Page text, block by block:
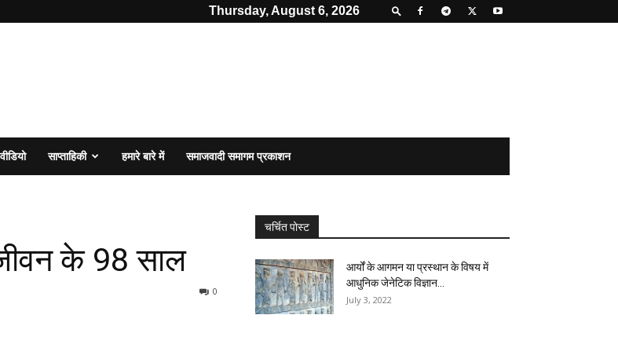
Thursday, August 6, 2026
वीडियो साप्ताहिकी हमारे बारे में समाजवादी समागम प्रकाशन
जीवन के 98 साल
0
चर्चित पोस्ट
आर्यों के आगमन या प्रस्थान के विषय में
आधुनिक जेनेटिक विज्ञान...
July 3, 2022